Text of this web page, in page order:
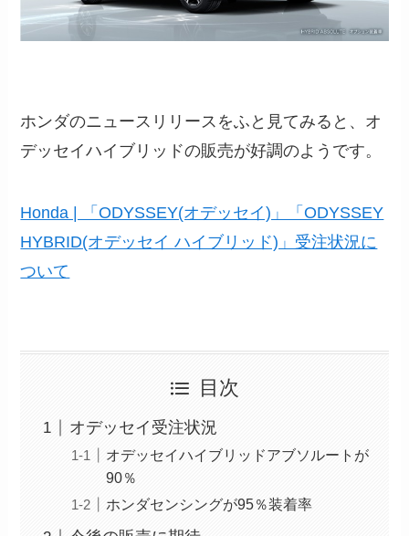
ホンダのニュースリリースをふと見てみると、オ
デッセイハイブリッドの販売が好調のようです。
Honda | 「ODYSSEY(オデッセイ)」「ODYSSEY
HYBRID(オデッセイ ハイブリッド)」受注状況に
ついて
目次
オデッセイ受注状況
オデッセイハイブリッドアブソルートが
90％
ホンダセンシングが95％装着率